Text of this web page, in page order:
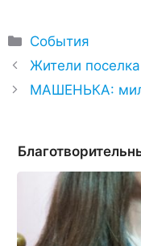
Рубрики
События
Жители
​МАШЕНЬКА: